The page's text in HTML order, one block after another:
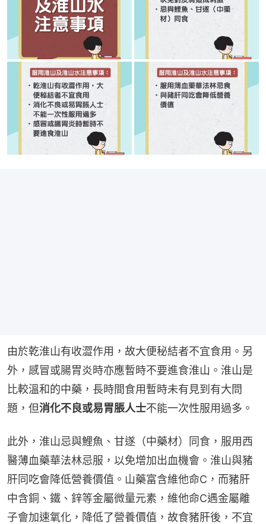
由於乾淮山有收澀作用，故大便秘結者不宜食用。另
外，感冒或腸胃炎時亦應暫時不要進食淮山。淮山是
比較溫和的中藥，長時間食用暫時未有見到有大問
題，但消化不良或易胃脹人士不能一次性服用過多。
此外，淮山忌與鯉魚、甘遂（中藥材）同食，服用西
醫薄血藥華法林忌服，以免增加出血機會。淮山與豬
肝同吃會降低營養價值。山藥富含維他命C，而豬肝
中含銅、鐵、鋅等金屬微量元素，維他命C遇金屬離
子會加速氧化，降低了營養價值，故食豬肝後，不宜